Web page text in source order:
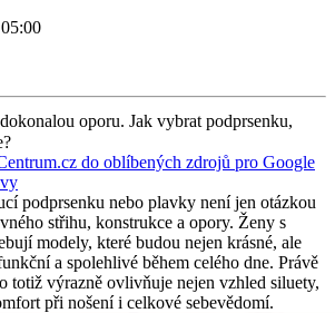
oporu. Jak vybrat podprsenku,
do oblíbených zdrojů pro Google
podprsenku nebo plavky není jen otázkou
střihu, konstrukce a opory. Ženy s
modely, které budou nejen krásné, ale
a spolehlivé během celého dne. Právě
totiž výrazně ovlivňuje nejen vzhled siluety,
při nošení i celkové sebevědomí.